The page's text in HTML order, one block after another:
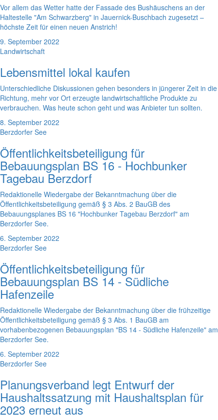
Vor allem das Wetter hatte der Fassade des Bushäuschens an der
Haltestelle "Am Schwarzberg" in Jauernick-Buschbach zugesetzt –
höchste Zeit für einen neuen Anstrich!
9. September 2022
Landwirtschaft
Lebensmittel lokal kaufen
Unterschiedliche Diskussionen gehen besonders in jüngerer Zeit in die
Richtung, mehr vor Ort erzeugte landwirtschaftliche Produkte zu
verbrauchen. Was heute schon geht und was Anbieter tun sollten.
8. September 2022
Berzdorfer See
Öffentlichkeitsbeteiligung für
Bebauungsplan BS 16 - Hochbunker
Tagebau Berzdorf
Redaktionelle Wiedergabe der Bekanntmachung über die
Öffentlichkeitsbeteiligung gemäß § 3 Abs. 2 BauGB des
Bebauungsplanes BS 16 "Hochbunker Tagebau Berzdorf" am
Berzdorfer See.
6. September 2022
Berzdorfer See
Öffentlichkeitsbeteiligung für
Bebauungsplan BS 14 - Südliche
Hafenzeile
Redaktionelle Wiedergabe der Bekanntmachung über die frühzeitige
Öffentlichkeitsbeteiligung gemäß § 3 Abs. 1 BauGB am
vorhabenbezogenen Bebauungsplan "BS 14 - Südliche Hafenzeile" am
Berzdorfer See.
6. September 2022
Berzdorfer See
Planungsverband legt Entwurf der
Haushaltssatzung mit Haushaltsplan für
2023 erneut aus